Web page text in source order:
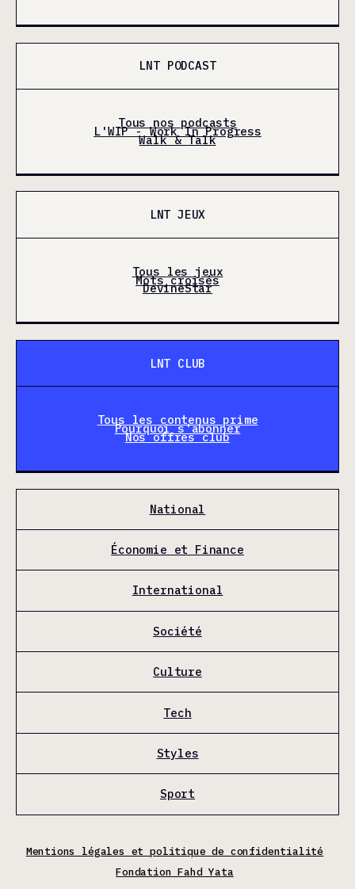
LNT PODCAST
Tous nos podcasts
L'WIP - Work In Progress
Walk & Talk
LNT JEUX
Tous les jeux
Mots croisés
DevineStar
LNT CLUB
Tous les contenus prime
Pourquoi s'abonner
Nos offres club
National
Économie et Finance
International
Société
Culture
Tech
Styles
Sport
Mentions légales et politique de confidentialité
Fondation Fahd Yata